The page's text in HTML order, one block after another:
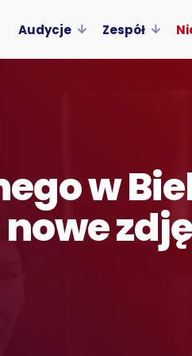
Audycje Zespół
w